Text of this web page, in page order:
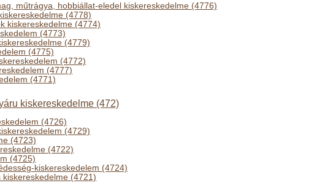
műtrágya, hobbiállat-eledel kiskereskedelme (4776)
(4778)
kiskereskedelme (4774)
(4773)
(4779)
(4775)
(4772)
(4777)
(4771)
kiskereskedelme (472)
(4726)
(4729)
(4723)
(4722)
(4725)
kiskereskedelem (4724)
(4721)